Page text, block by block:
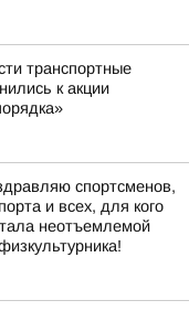
транспортные
к акции
спортсменов,
и всех, для кого
неотъемлемой